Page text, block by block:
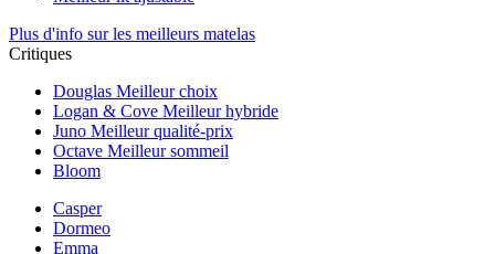
Plus d'info sur les meilleurs matelas
Critiques
Douglas Meilleur choix
Logan & Cove Meilleur hybride
Juno Meilleur qualité-prix
Octave Meilleur sommeil
Bloom
Casper
Dormeo
Emma